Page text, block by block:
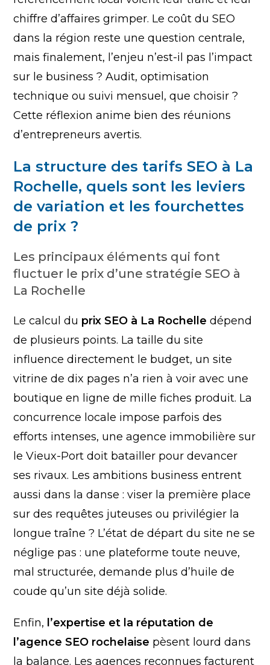
chiffre d’affaires grimper. Le coût du SEO
dans la région reste une question centrale,
mais finalement, l’enjeu n’est-il pas l’impact
sur le business ? Audit, optimisation
technique ou suivi mensuel, que choisir ?
Cette réflexion anime bien des réunions
d’entrepreneurs avertis.
La structure des tarifs SEO à La
Rochelle, quels sont les leviers
de variation et les fourchettes
de prix ?
Les principaux éléments qui font
fluctuer le prix d’une stratégie SEO à
La Rochelle
Le calcul du prix SEO à La Rochelle dépend
de plusieurs points. La taille du site
influence directement le budget, un site
vitrine de dix pages n’a rien à voir avec une
boutique en ligne de mille fiches produit. La
concurrence locale impose parfois des
efforts intenses, une agence immobilière sur
le Vieux-Port doit batailler pour devancer
ses rivaux. Les ambitions business entrent
aussi dans la danse : viser la première place
sur des requêtes juteuses ou privilégier la
longue traîne ? L’état de départ du site ne se
néglige pas : une plateforme toute neuve,
mal structurée, demande plus d’huile de
coude qu’un site déjà solide.
Enfin, l’expertise et la réputation de
l’agence SEO rochelaise pèsent lourd dans
la balance. Les agences reconnues facturent